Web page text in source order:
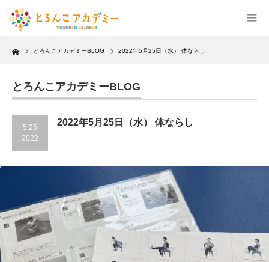
Home とろんこアカデミーBLOG 2022年5月25日（水） 体ならし
とろんこアカデミーBLOG
5.25
2022
2022年5月25日（水） 体ならし